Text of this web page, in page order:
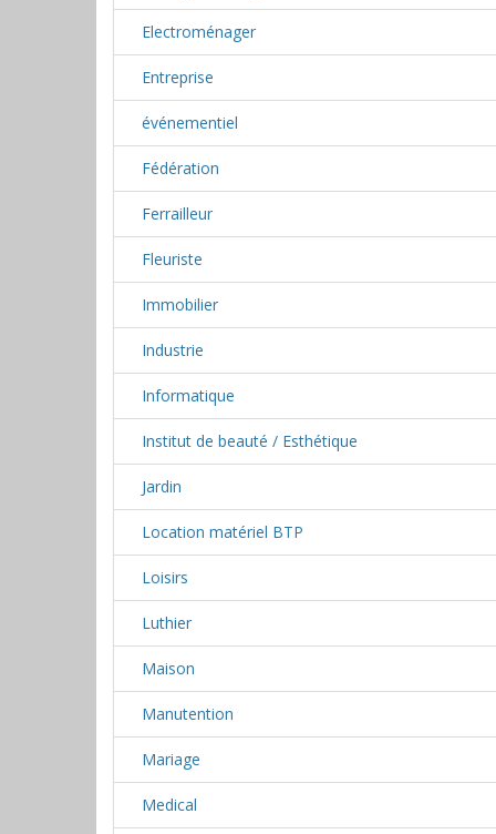
Electroménager
Entreprise
événementiel
Fédération
Ferrailleur
Fleuriste
Immobilier
Industrie
Informatique
Institut de beauté / Esthétique
Jardin
Location matériel BTP
Loisirs
Luthier
Maison
Manutention
Mariage
Medical